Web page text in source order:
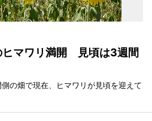
ヒマワリ満開 見頃は3週間
の畑で現在、ヒマワリが見頃を迎えて